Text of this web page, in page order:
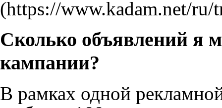
Сколько объявлений я
кампании?
В рамках одной